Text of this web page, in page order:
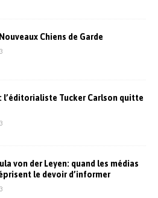
Chiens de Garde
l’éditorialiste Tucker Carlson quitte
von der Leyen: quand les médias
le devoir d’informer